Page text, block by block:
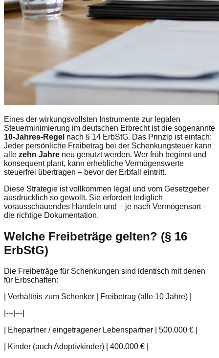
Eines der wirkungsvollsten Instrumente zur legalen
Steuerminimierung im deutschen Erbrecht ist die sogenannte
10-Jahres-Regel nach § 14 ErbStG. Das Prinzip ist einfach:
Jeder persönliche Freibetrag bei der Schenkungsteuer kann
alle zehn Jahre neu genutzt werden. Wer früh beginnt und
konsequent plant, kann erhebliche Vermögenswerte
steuerfrei übertragen – bevor der Erbfall eintritt.
Diese Strategie ist vollkommen legal und vom Gesetzgeber
ausdrücklich so gewollt. Sie erfordert lediglich
vorausschauendes Handeln und – je nach Vermögensart –
die richtige Dokumentation.
Welche Freibeträge gelten? (§ 16
ErbStG)
Die Freibeträge für Schenkungen sind identisch mit denen
für Erbschaften:
| Verhältnis zum Schenker | Freibetrag (alle 10 Jahre) |
|---|---|
| Ehepartner / eingetragener Lebenspartner | 500.000 € |
| Kinder (auch Adoptivkinder) | 400.000 € |